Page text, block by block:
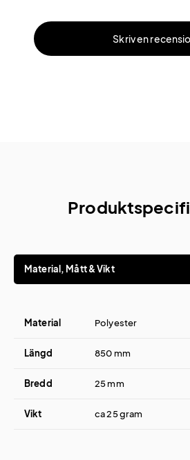
Skriv en
Material, Mått & Vikt
Material Polyester
Längd 850 mm
Bredd 25 mm
Vikt ca 25 gram